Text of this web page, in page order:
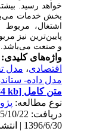
خواهد رسید.
بخش خدمات
اشتغال، مربوط
پایین‌ترین نیز
و صنعت می‌باشد.
واژه‌های کلیدی:
اقتصادی،مدل
مدل داده- ستانده
متن کامل[PDF 1084 kb]
نوع مطالعه:
1396/6/30 | انتشار الکترونیک: 1396/6/30